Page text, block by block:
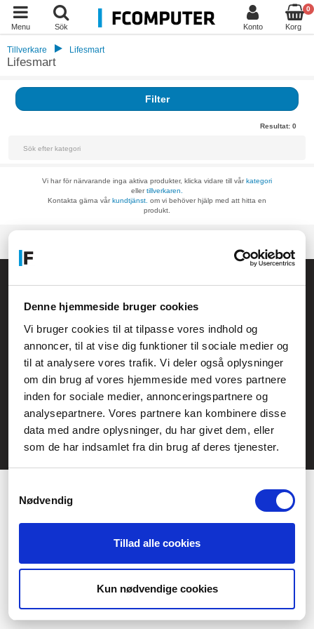
Denne hjemmeside bruger cookies
Vi bruger cookies til at tilpasse vores indhold og
annoncer, til at vise dig funktioner til sociale medier og
til at analysere vores trafik. Vi deler også oplysninger
om din brug af vores hjemmeside med vores partnere
inden for sociale medier, annonceringspartnere og
analysepartnere. Vores partnere kan kombinere disse
data med andre oplysninger, du har givet dem, eller
som de har indsamlet fra din brug af deres tjenester.
Nødvendig
Tillad alle cookies
Kun nødvendige cookies
Menu Sök Konto
0
Korg
Tillverkare Lifesmart
Lifesmart
Filter
Resultat: 0
Vi har för närvarande inga aktiva produkter, klicka vidare till vårkategori
ellertillverkaren.
Kontakta gärna vårkundtjänst. om vi behöver hjälp med att hitta en
produkt.
kundservice@fcomputer.se
Service- och reklamationsavdelningen:
service@fcomputer.se
Webbplatskarta
Kundcenter
3 veckors returrätt
Ångra köp
Skapa klagomål
Datasäkerhet/cookies